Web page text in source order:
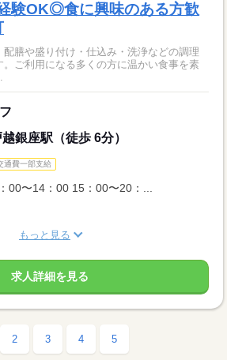
験OK◎食に興味のある方歓
膳や盛り付け・仕込み・洗浄などの調理
ご利用になる多くの方に温かい食事を素
銀座駅（徒歩 6分）
通費一部支給
00〜14：00 15：00〜20：...
もっと見る
求人詳細を見る
2 3 4 5